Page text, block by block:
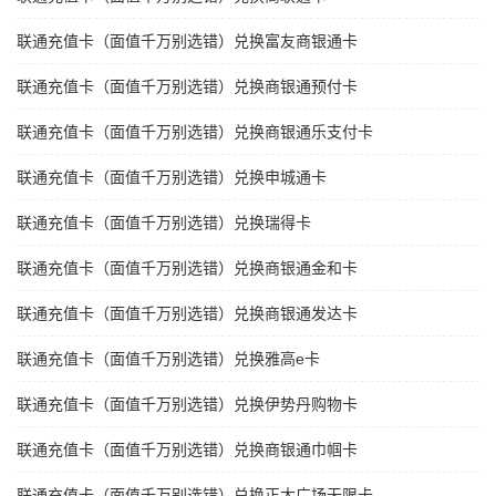
联通充值卡（面值千万别选错）兑换富友商银通卡
联通充值卡（面值千万别选错）兑换商银通预付卡
联通充值卡（面值千万别选错）兑换商银通乐支付卡
联通充值卡（面值千万别选错）兑换申城通卡
联通充值卡（面值千万别选错）兑换瑞得卡
联通充值卡（面值千万别选错）兑换商银通金和卡
联通充值卡（面值千万别选错）兑换商银通发达卡
联通充值卡（面值千万别选错）兑换雅高e卡
联通充值卡（面值千万别选错）兑换伊势丹购物卡
联通充值卡（面值千万别选错）兑换商银通巾帼卡